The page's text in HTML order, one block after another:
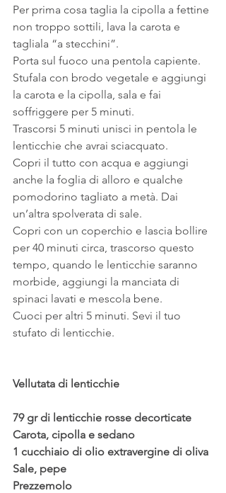
Per prima cosa taglia la cipolla a fettine
non troppo sottili, lava la carota e
tagliala “a stecchini”.
Porta sul fuoco una pentola capiente.
Stufala con brodo vegetale e aggiungi
la carota e la cipolla, sala e fai
soffriggere per 5 minuti.
Trascorsi 5 minuti unisci in pentola le
lenticchie che avrai sciacquato.
Copri il tutto con acqua e aggiungi
anche la foglia di alloro e qualche
pomodorino tagliato a metà. Dai
un’altra spolverata di sale.
Copri con un coperchio e lascia bollire
per 40 minuti circa, trascorso questo
tempo, quando le lenticchie saranno
morbide, aggiungi la manciata di
spinaci lavati e mescola bene.
Cuoci per altri 5 minuti. Sevi il tuo
stufato di lenticchie.
Vellutata di lenticchie
79 gr di lenticchie rosse decorticate
Carota, cipolla e sedano
1 cucchiaio di olio extravergine di oliva
Sale, pepe
Prezzemolo